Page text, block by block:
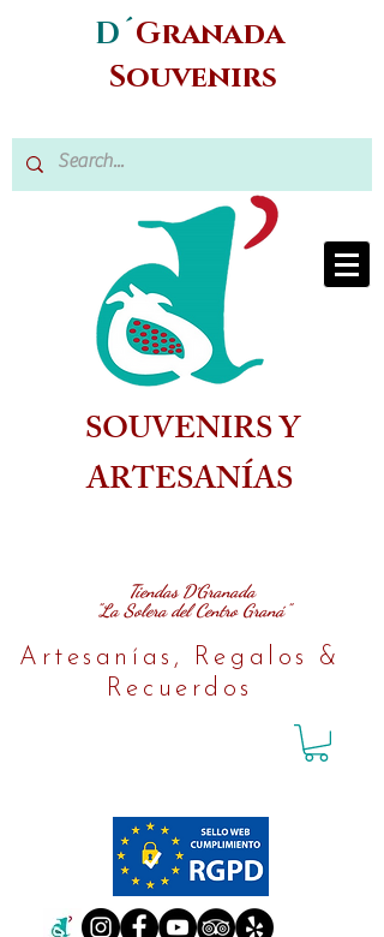
D´Granada
Souvenirs
SOUVENIRS Y
ARTESANÍAS
Tiendas D´Granada
"La Solera del Centro Graná"
Artesanías, Regalos &
Recuerdos